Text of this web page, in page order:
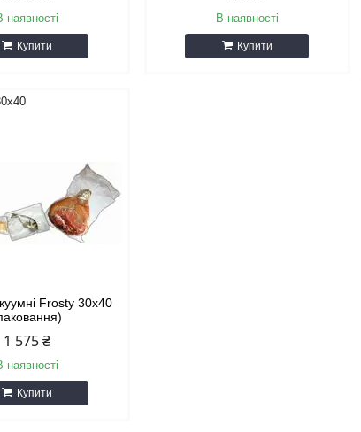
наявності
Купити
В наявності
Купити
Frosty 30х40
1 575 ₴
наявності
Купити